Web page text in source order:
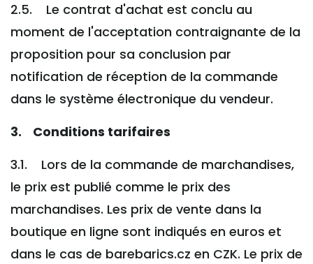
2.5. Le contrat d'achat est conclu au
moment de l'acceptation contraignante de la
proposition pour sa conclusion par
notification de réception de la commande
dans le système électronique du vendeur.
3. Conditions tarifaires
3.1. Lors de la commande de marchandises,
le prix est publié comme le prix des
marchandises. Les prix de vente dans la
boutique en ligne sont indiqués en euros et
dans le cas de barebarics.cz en CZK. Le prix de